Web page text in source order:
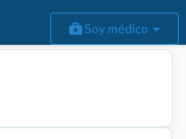
Soy médico